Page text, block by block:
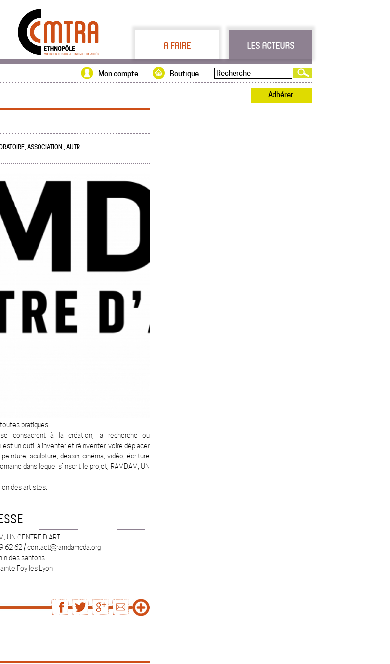
A FAIRE LES ACTEURS
Boutique
Mon compte
Adhérer
ASSOCIATION,, AUTR
pratiques.
consacrent à la création, la recherche ou
un outil à inventer et réinventer, voire déplacer
sculpture, dessin, cinéma, vidéo, écriture
dans lequel s’inscrit le projet, RAMDAM, UN
des artistes.
UN CENTRE D'ART
62 62 / contact@ramdamcda.org
des santons
Foy les Lyon